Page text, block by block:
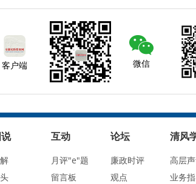
客户端 微信
互动
月评"e"题
留言板
论坛
廉政时评
观点
清风
高层
业务